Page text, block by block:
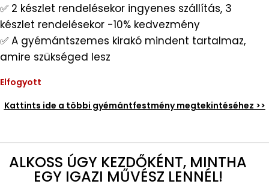
✅ 2 készlet rendelésekor ingyenes szállítás, 3
készlet rendelésekor -10% kedvezmény
✅ A gyémántszemes kirakó mindent tartalmaz,
amire szükséged lesz
Elfogyott
Kattints ide a többi gyémántfestmény megtekintéséhez >>
ALKOSS ÚGY KEZDŐKÉNT, MINTHA
EGY IGAZI MŰVÉSZ LENNÉL!